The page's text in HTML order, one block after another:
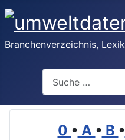
Branchenverzeichnis,
0 • A • B •